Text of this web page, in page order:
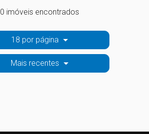
0 imóveis encontrados
18 por página
Mais recentes